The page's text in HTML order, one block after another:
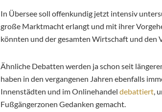
In Übersee soll offenkundig jetzt intensiv
große Marktmacht erlangt und mit ihrer
könnten und der gesamten Wirtschaft und den
Ähnliche Debatten werden ja schon seit
haben in den vergangenen Jahren ebenfalls
Innenstädten und im Onlinehandel debattiert ,
Fußgängerzonen Gedanken gemacht.